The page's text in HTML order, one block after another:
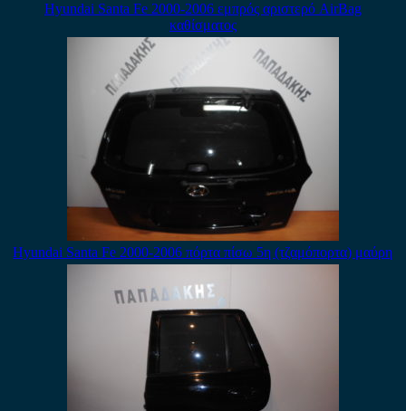
Hyundai Santa Fe 2000-2006 εμπρός αριστερό AirBag
καθίσματος
Hyundai Santa Fe 2000-2006 πόρτα πίσω 5η (τζαμόπορτα) μαύρη